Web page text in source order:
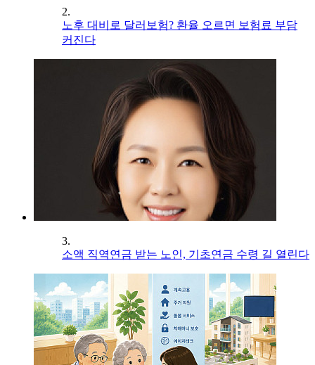
2.
노후 대비로 달러보험? 환율 오르면 보험료 부담
커진다
3.
소액 직역연금 받는 노인, 기초연금 수령 길 열린다